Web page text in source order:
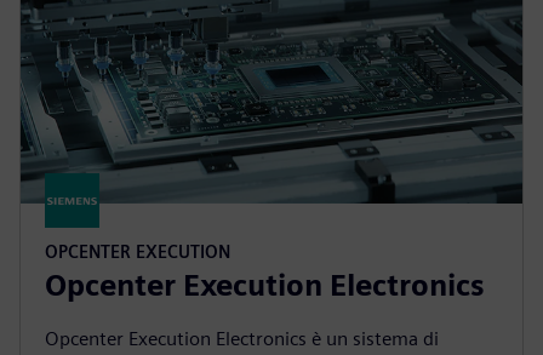
OPCENTER EXECUTION
Opcenter Execution Electronics
Opcenter Execution Electronics è un sistema di